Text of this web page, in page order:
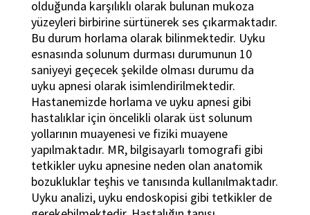
olduğunda karşılıklı olarak bulunan mukoza
yüzeyleri birbirine sürtünerek ses çıkarmaktadır.
Bu durum horlama olarak bilinmektedir. Uyku
esnasında solunum durması durumunun 10
saniyeyi geçecek şekilde olması durumu da
uyku apnesi olarak isimlendirilmektedir.
Hastanemizde horlama ve uyku apnesi gibi
hastalıklar için öncelikli olarak üst solunum
yollarının muayenesi ve fiziki muayene
yapılmaktadır. MR, bilgisayarlı tomografi gibi
tetkikler uyku apnesine neden olan anatomik
bozukluklar teşhis ve tanısında kullanılmaktadır.
Uyku analizi, uyku endoskopisi gibi tetkikler de